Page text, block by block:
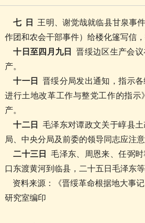
七 日
王明、谢觉哉就临县甘泉事
作团和农会干部事件）给楼化篷写信
十日至四月九日
晋绥边区生产会
产。
十一日
晋绥分局发出通知，指示
进行土地改革工作与整党工作的指
产。
十二日
毛泽东对谭政文关于崞县
局、中央分局及前委的领导同志应注
二十三日
毛泽东、周恩来、任弼
口东渡黄河到临县，二十五日毛泽东等
资料来源：《晋绥革命根据地大事
研究室编印